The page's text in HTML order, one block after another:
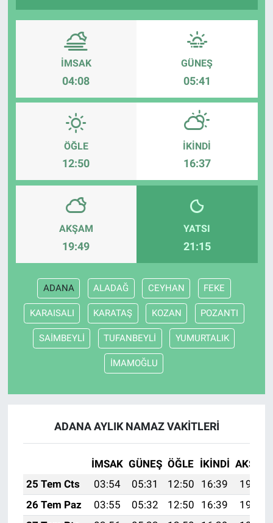
İMSAK
04:08
GÜNEŞ
05:41
ÖĞLE
12:50
İKINDI
16:37
AKŞAM
19:49
YATSI
21:15
ADANA ALADAĞ CEYHAN FEKE
KARAISALI KARATAŞ KOZAN POZANTI
SAİMBEYLİ TUFANBEYLİ YUMURTALIK
İMAMOĞLU
ADANA AYLIK NAMAZ VAKITLERI
İMSAK GÜNEŞ ÖĞLE İKINDI AKŞAM
25 Tem Cts
03:54 05:31 12:50 16:39
19:59
26 Tem Paz
03:55 05:32 12:50 16:39
19:59